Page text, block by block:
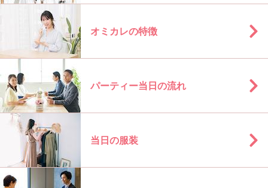
オミカレの特徴
パーティー当日の流れ
当日の服装